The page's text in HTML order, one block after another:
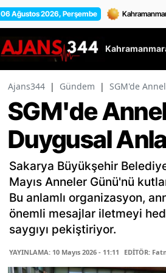
06 Ağustos 2026, Perşembe
Ajans344 | Gündem | SGM'de
SGM'de
Duygusal
Sakarya Büyükşehir
Mayıs Anneler Günü'nü
Bu anlamlı organizasyon,
önemli mesajlar iletmeyi
saygıyı pekiştiriyor.
YAYINLAMA: 10 Mayıs 2026 - 11:11 EDİTÖR: